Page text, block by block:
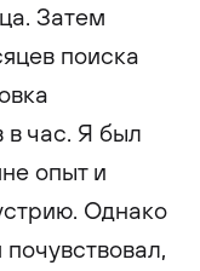
Затем
поиска
в час. Я был
опыт и
Однако